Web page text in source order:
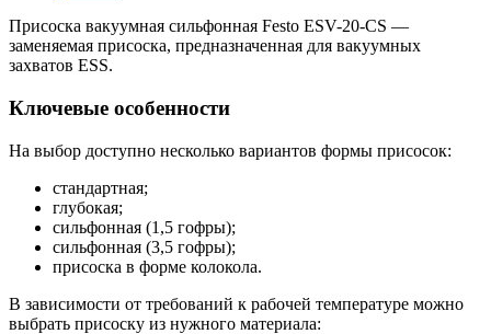
Присоска вакуумная сильфонная Festo ESV-20-CS —
заменяемая присоска, предназначенная для вакуумных
захватов ESS.
Ключевые особенности
На выбор доступно несколько вариантов формы присосок:
стандартная;
глубокая;
сильфонная (1,5 гофры);
сильфонная (3,5 гофры);
присоска в форме колокола.
В зависимости от требований к рабочей температуре можно
выбрать присоску из нужного материала: